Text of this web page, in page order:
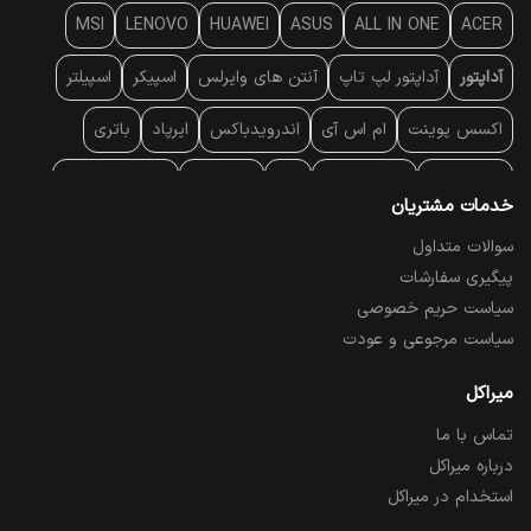
ACER
ALL IN ONE
ASUS
HUAWEI
LENOVO
MSI
آداپتور آداپتور لپ تاپ آنتن‌ های وایرلس اسپیکر اسپیلتر
اکسس پوینت ام اس آی اندرویدباکس ایرپاد باتری
پایه سقفی
پرده نمایش
تبلت و موبایل تجهیزات پسیو شبکه
تلویزیون
درایو نوری
دستگاه ضبط تصاویر
خدمات مشتریان
سوالات متداول
پیگیری سفارشات
سیاست حریم خصوصی
سیاست مرجوعی و عودت
میراکل
تماس با ما
درباره میراکل
استخدام در میراکل